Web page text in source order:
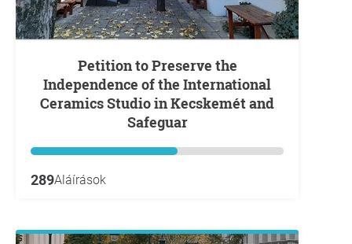
Petition to Preserve the
Independence of the International
Ceramics Studio in Kecskemét and
Safeguar
289Aláírások